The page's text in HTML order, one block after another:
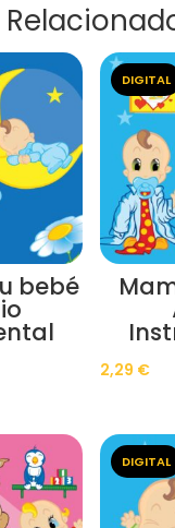
bebé
DIGITAL
2,29 €
DIGITAL